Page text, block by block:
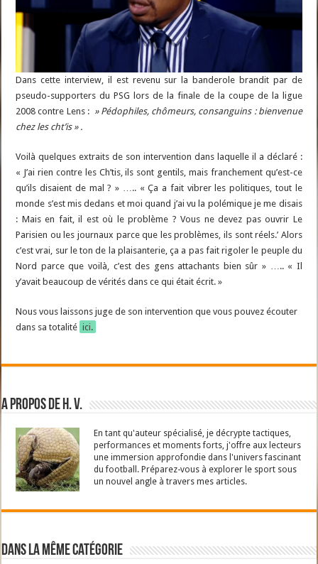
Dans cette interview, il est revenu sur la banderole brandit par de
pseudo-supporters du PSG lors de la finale de la coupe de la ligue
2008 contre Lens : » Pédophiles, chômeurs, consanguins : bienvenue
chez les cht’is » .
Voilà quelques extraits de son intervention dans laquelle il a déclaré :
« J’ai rien contre les Ch’tis, ils sont gentils, mais franchement qu’est-ce
qu’ils disaient de mal ? » ….. « Ça a fait vibrer les politiques, tout le
monde s’est mis dedans et moi quand j’ai vu la polémique je me disais
: Mais en fait, il est où le problème ? Vous ne devez pas ouvrir Le
Parisien ou les journaux parce que les problèmes, ils sont réels.’ Alors
c’est vrai, sur le ton de la plaisanterie, ça a pas fait rigoler le peuple du
Nord parce que voilà, c’est des gens attachants bien sûr » ….. « Il
y’avait beaucoup de vérités dans ce qui était écrit. »
Nous vous laissons juge de son intervention que vous pouvez écouter
dans sa totalité ici.
A propos de H. V.
En tant qu'auteur spécialisé, je décrypte tactiques,
performances et moments forts, j'offre aux lecteurs
une immersion approfondie dans l'univers fascinant
du football. Préparez-vous à explorer le sport sous
un nouvel angle à travers mes articles.
Dans la même catégorie